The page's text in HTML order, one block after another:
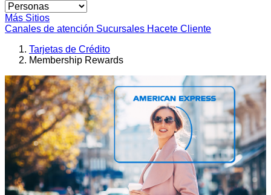
Más Sitios
Canales de atención Sucursales Hacete Cliente
Tarjetas de Crédito
Membership Rewards